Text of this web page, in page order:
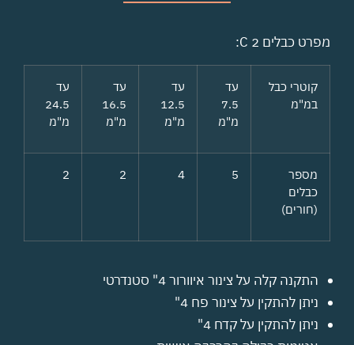
מפרט כבלים 2 C:
קוטרי כבל
במ"מ
עד
7.5
מ"מ
עד
12.5
מ"מ
עד
16.5
מ"מ
עד
24.5
מ"מ
מספר
כבלים
(חורים)
5
4
2
2
התקנה קלה על צינור איוורור 4" סטנדרטי
ניתן להתקין על צינור פח 4"
ניתן להתקין על קדח 4"